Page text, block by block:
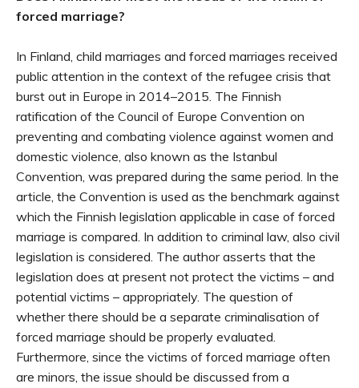
forced marriage?
In Finland, child marriages and forced marriages received
public attention in the context of the refugee crisis that
burst out in Europe in 2014–2015. The Finnish
ratification of the Council of Europe Convention on
preventing and combating violence against women and
domestic violence, also known as the Istanbul
Convention, was prepared during the same period. In the
article, the Convention is used as the benchmark against
which the Finnish legislation applicable in case of forced
marriage is compared. In addition to criminal law, also civil
legislation is considered. The author asserts that the
legislation does at present not protect the victims – and
potential victims – appropriately. The question of
whether there should be a separate criminalisation of
forced marriage should be properly evaluated.
Furthermore, since the victims of forced marriage often
are minors, the issue should be discussed from a